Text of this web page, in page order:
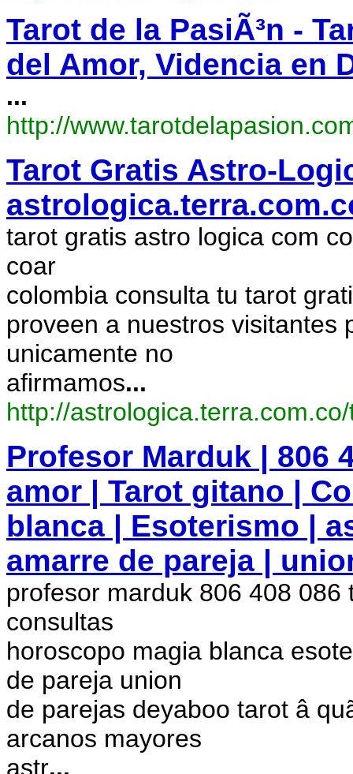
Tarot de la PasiÃ³n -
del Amor, Videncia en
...
http://
Tarot Gratis Astro-
tarot gratis astro logica com
coar
colombia consulta tu tarot
proveen a nuestros visitantes
unicamente no
afirmamos...
http://
Profesor Marduk | 806
amor | Tarot gitano |
blanca | Esoterismo |
amarre de pareja |
profesor marduk 806 408
consultas
horoscopo magia blanca
de pareja union
de parejas deyaboo tarot â
arcanos mayores
astr...